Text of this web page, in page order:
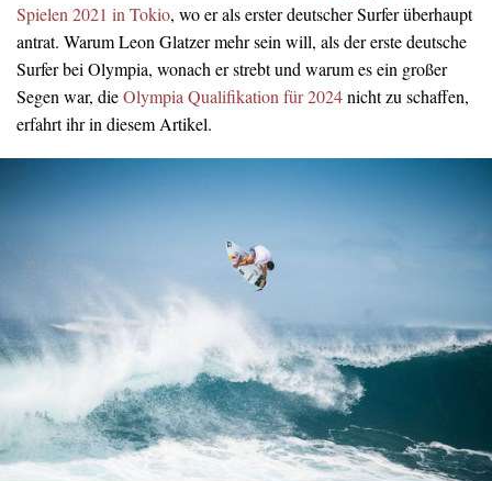
Spielen 2021 in Tokio, wo er als erster deutscher Surfer überhaupt
antrat. Warum Leon Glatzer mehr sein will, als der erste deutsche
Surfer bei Olympia, wonach er strebt und warum es ein großer
Segen war, dieOlympia Qualifikation für 2024nicht zu schaffen,
erfahrt ihr in diesem Artikel.